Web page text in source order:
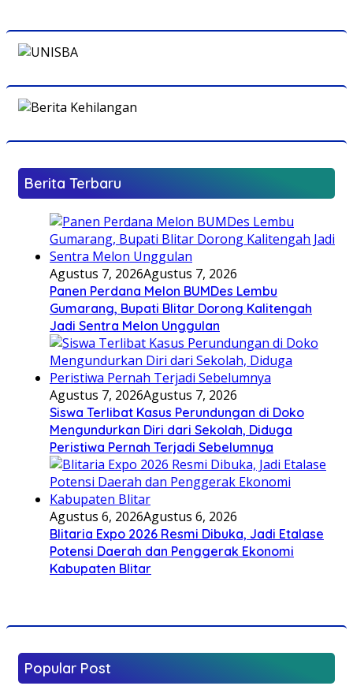
Berita Terbaru
Agustus 7, 2026Agustus 7, 2026
Panen Perdana Melon BUMDes Lembu
Gumarang, Bupati Blitar Dorong Kalitengah
Jadi Sentra Melon Unggulan
Agustus 7, 2026Agustus 7, 2026
Siswa Terlibat Kasus Perundungan di Doko
Mengundurkan Diri dari Sekolah, Diduga
Peristiwa Pernah Terjadi Sebelumnya
Agustus 6, 2026Agustus 6, 2026
Blitaria Expo 2026 Resmi Dibuka, Jadi Etalase
Potensi Daerah dan Penggerak Ekonomi
Kabupaten Blitar
Popular Post